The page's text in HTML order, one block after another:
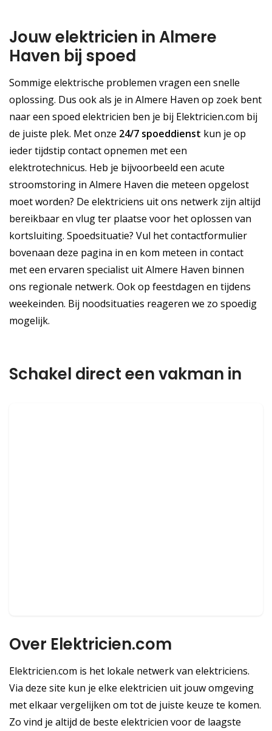
Jouw elektricien in Almere
Haven bij spoed
Sommige elektrische problemen vragen een snelle
oplossing. Dus ook als je in Almere Haven op zoek bent
naar een spoed elektricien ben je bij Elektricien.com bij
de juiste plek. Met onze 24/7 spoeddienst kun je op
ieder tijdstip contact opnemen met een
elektrotechnicus. Heb je bijvoorbeeld een acute
stroomstoring in Almere Haven die meteen opgelost
moet worden? De elektriciens uit ons netwerk zijn altijd
bereikbaar en vlug ter plaatse voor het oplossen van
kortsluiting. Spoedsituatie? Vul het contactformulier
bovenaan deze pagina in en kom meteen in contact
met een ervaren specialist uit Almere Haven binnen
ons regionale netwerk. Ook op feestdagen en tijdens
weekeinden. Bij noodsituaties reageren we zo spoedig
mogelijk.
Schakel direct een vakman in
Over Elektricien.com
Elektricien.com is het lokale netwerk van elektriciens.
Via deze site kun je elke elektricien uit jouw omgeving
met elkaar vergelijken om tot de juiste keuze te komen.
Zo vind je altijd de beste elektricien voor de laagste